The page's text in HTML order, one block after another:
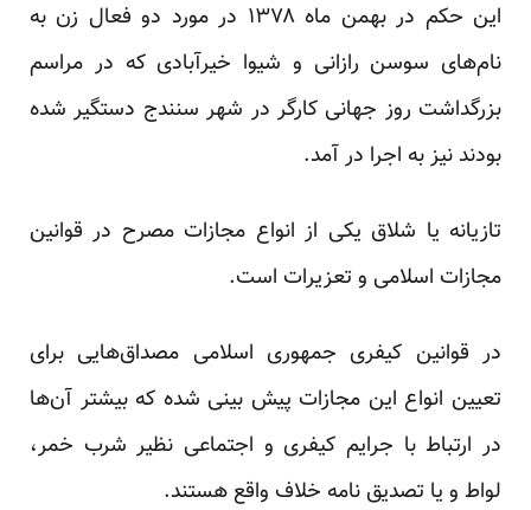
این حکم در بهمن ماه ۱۳۷۸ در مورد دو فعال زن به
نام‌های سوسن رازانی و شیوا خیرآبادی که در مراسم
بزرگداشت روز جهانی کارگر در شهر سنندج دستگیر شده
بودند نیز به اجرا در آمد.
تازیانه یا شلاق یکی از انواع مجازات مصرح در قوانین
مجازات اسلامی و تعزیرات است.
در قوانین کیفری جمهوری اسلامی مصداق‌هایی برای
تعیین انواع این مجازات پیش بینی شده که بیشتر آن‌ها
در ارتباط با جرایم کیفری و اجتماعی نظیر شرب خمر،
لواط و یا تصدیق نامه خلاف واقع هستند.